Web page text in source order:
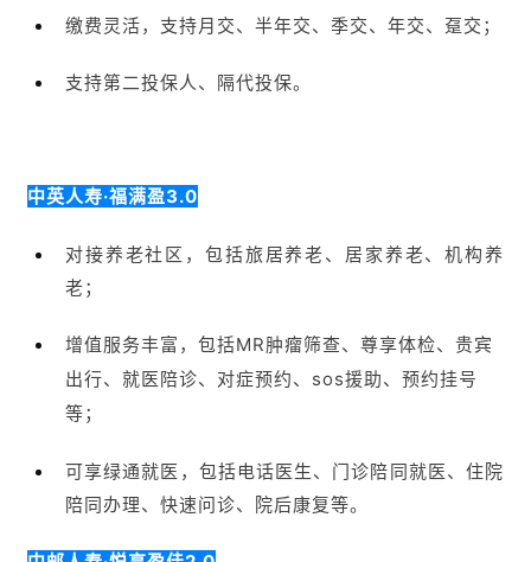
对接养老社区，包括旅居养老、居家养老、机构养
等；
可享绿通就医，包括电话医生、门诊陪同就医、住院
陪同办理、快速问诊、院后康复等。
中邮人寿·悦享盈佳2.0
对接养老社区，包括机构养老、居家养老等；
医生、专家预约、住院/手术安排、国内/海外二次诊
疗等）、健康管理（洁牙、高端体检）、出行服务
（高铁/机场贵宾休息室、洗车、代驾等）。